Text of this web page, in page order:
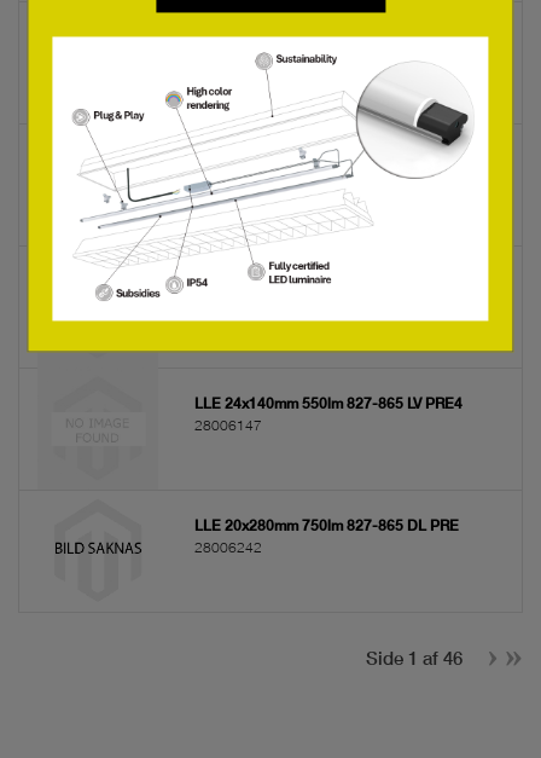
LLE 24x140mm 550lm 927-965 LV PRE4
28006150
LLE 24x560mm 2200lm 827-865 LV PRE4
28006149
LLE 24x280mm 1100lm 827-865 LV PRE4
LLE 24x140mm 550lm 827-865 LV PRE4
28006147
LLE 20x280mm 750lm 827-865 DL PRE
28006242
Side 1 af 46